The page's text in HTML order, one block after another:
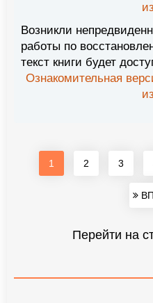
Возникли
работы по
текст книги будет
Ознакомительная
1 2 3
Перейти на